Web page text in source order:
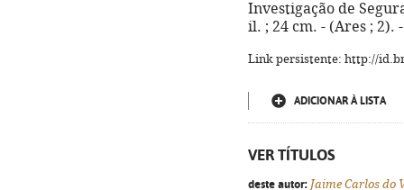
Investigação de
il. ; 24 cm. - (Ares ; 2).
Link persistente: http://
ADICIONAR À LISTA
VER TÍTULOS
deste autor: Jaime Carlos do